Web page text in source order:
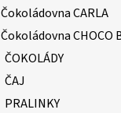
Čokoládovna CARLA
Čokoládovna CHOCO
ČOKOLÁDY
ČAJ
PRALINKY